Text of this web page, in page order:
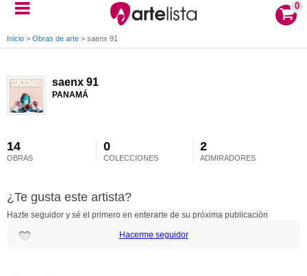
0
Inicio > Obras de arte > saenx 91
saenx 91
PANAMÁ
14
OBRAS
0
COLECCIONES
2
ADMIRADORES
¿Te gusta este artista?
Hazte seguidor y sé el primero en enterarte de su próxima publicación
Hacerme seguidor